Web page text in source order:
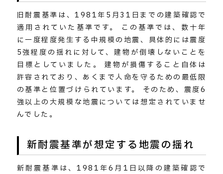
旧耐震基準は、1981年5月31日までの建築確認で
適用されていた基準です。 この基準では、数十年
に一度程度発生する中規模の地震、具体的には震度
5強程度の揺れに対して、建物が倒壊しないことを
目標としていました。 建物が損傷すること自体は
許容されており、あくまで人命を守るための最低限
の基準と位置づけられています。 そのため、震度6
強以上の大規模な地震については想定されていませ
んでした。
新耐震基準が想定する地震の揺れ
新耐震基準は、1981年6月1日以降の建築確認で